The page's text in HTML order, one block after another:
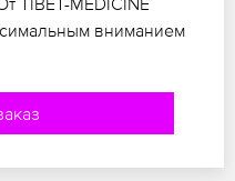
вниманием